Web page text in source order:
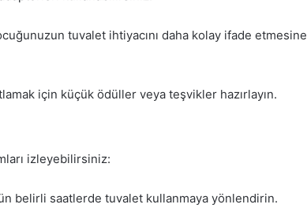
tuvalet ihtiyacını daha kolay ifade etmesine
için küçük ödüller veya teşvikler hazırlayın.
izleyebilirsiniz:
belirli saatlerde tuvalet kullanmaya yönlendirin.